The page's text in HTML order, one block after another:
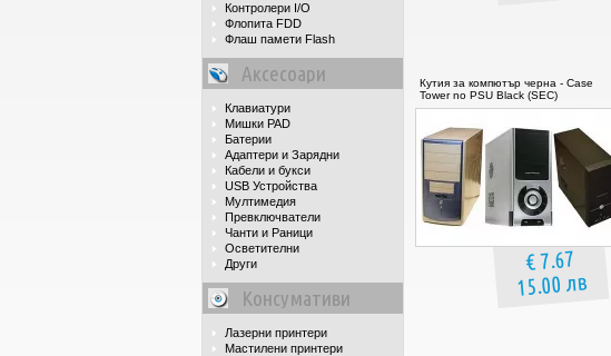
Контролери I/O
Флопита FDD
Флаш памети Flash
Аксесоари
Клавиатури
Мишки PAD
Батерии
Адаптери и Зарядни
Кабели и букси
USB Устройства
Мултимедия
Превключватели
Чанти и Раници
Осветителни
Други
Консумативи
Лазерни принтери
Мастилени принтери
Кутия за компютър черна - Case
Tower no PSU Black (SEC)
€ 7.67
15.00 лв